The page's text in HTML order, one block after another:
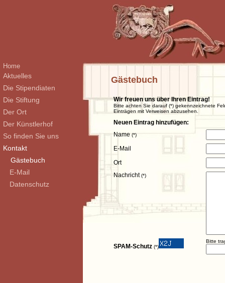
Home
Aktuelles
Die Stipendiaten
Die Stiftung
Der Ort
Der Künstlerhof
So finden Sie uns
Kontakt
Gästebuch
E-Mail
Datenschutz
Gästebuch
Wir freuen uns über Ihren Eintrag!
Bitte achten Sie darauf (*) gekennzeichnete
Einträgen mit Verweisen abzusehen.
Neuen Eintrag hinzufügen:
Name (*)
E-Mail
Ort
Nachricht(*)
SPAM-Schutz (*)
Bitte